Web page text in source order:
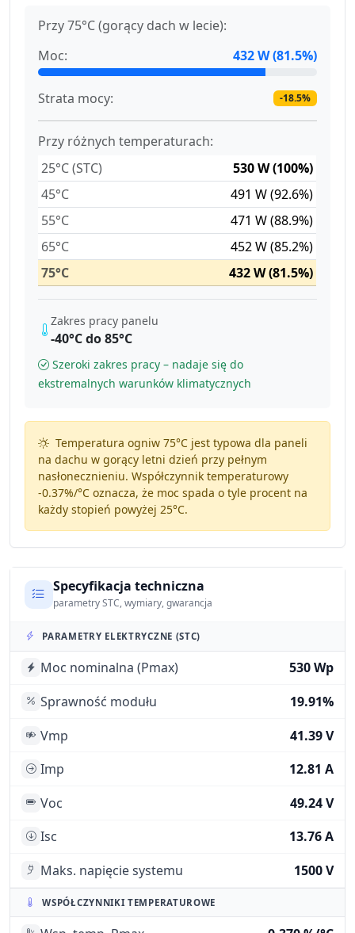
Przy 75°C (gorący dach w lecie):
Moc:
432 W (81.5%)
Strata mocy: -18.5%
Przy różnych temperaturach:
25°C (STC)
530 W (100%)
45°C
491 W (92.6%)
55°C
471 W (88.9%)
65°C
452 W (85.2%)
75°C
432 W (81.5%)
Zakres pracy panelu
-40°C do 85°C
Szeroki zakres pracy – nadaje się do
ekstremalnych warunków klimatycznych
Temperatura ogniw 75°C jest typowa dla paneli
na dachu w gorący letni dzień przy pełnym
nasłonecznieniu. Współczynnik temperaturowy
-0.37%/°Coznacza, że moc spada o tyle procent na
każdy stopień powyżej 25°C.
Specyfikacja techniczna
parametry STC, wymiary, gwarancja
PARAMETRY ELEKTRYCZNE (STC)
Moc nominalna (Pmax)
530 Wp
Sprawność modułu
19.91%
Vmp
41.39 V
Imp
12.81 A
Voc
49.24 V
Isc
13.76 A
Maks. napięcie systemu
1500 V
WSPÓŁCZYNNIKI TEMPERATUROWE